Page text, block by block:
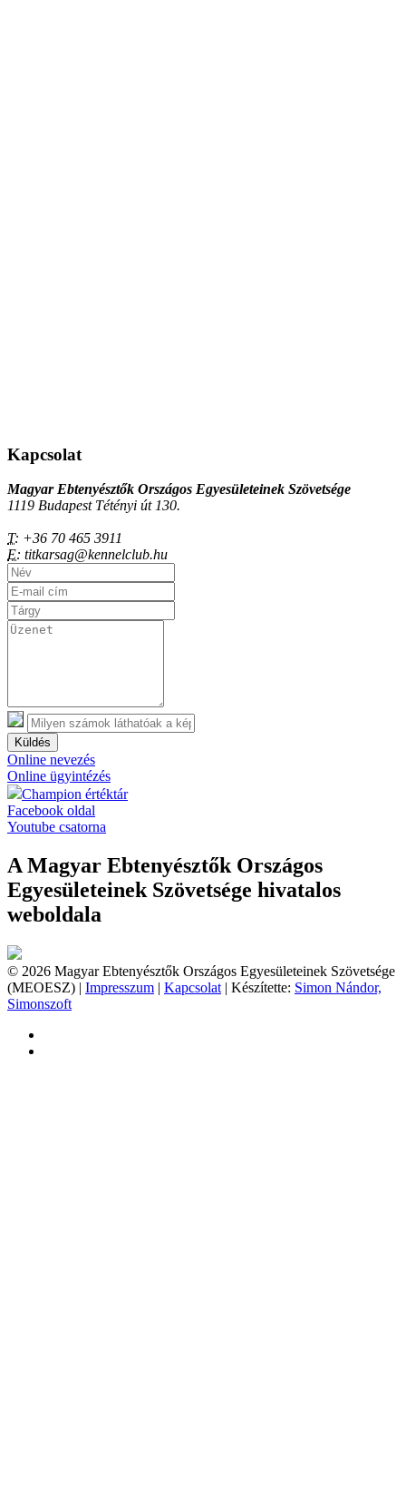
Kapcsolat
Magyar Ebtenyésztők Országos Egyesületeinek Szövetsége
1119 Budapest Tétényi út 130.
T: +36 70 465 3911
E: titkarsag@kennelclub.hu
Küldés
Online nevezés
Online ügyintézés
Champion értéktár
Facebook oldal
Youtube csatorna
A Magyar Ebtenyésztők Országos
Egyesületeinek Szövetsége hivatalos
weboldala
© 2026 Magyar Ebtenyésztők Országos Egyesületeinek Szövetsége
(MEOESZ) | Impresszum | Kapcsolat | Készítette: Simon Nándor,
Simonszoft